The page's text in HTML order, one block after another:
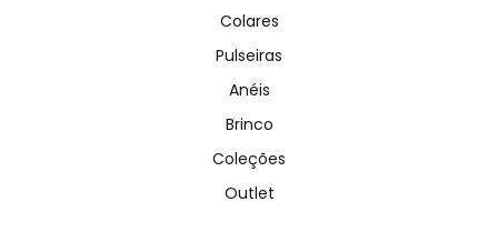
Colares
Pulseiras
Anéis
Brinco
Coleções
Outlet